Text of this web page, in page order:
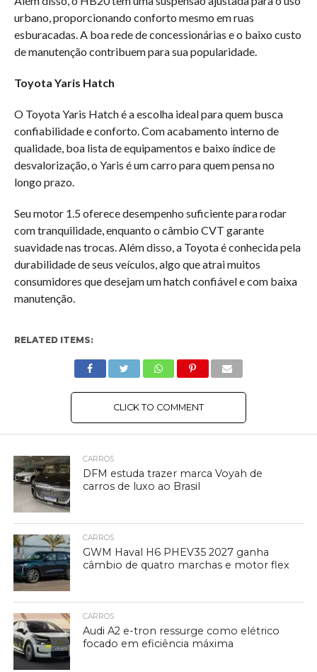
urbano, proporcionando conforto mesmo em ruas
esburacadas. A boa rede de concessionárias e o baixo custo
de manutenção contribuem para sua popularidade.
Toyota Yaris Hatch
O Toyota Yaris Hatch é a escolha ideal para quem busca
confiabilidade e conforto. Com acabamento interno de
qualidade, boa lista de equipamentos e baixo índice de
desvalorização, o Yaris é um carro para quem pensa no
longo prazo.
Seu motor 1.5 oferece desempenho suficiente para rodar
com tranquilidade, enquanto o câmbio CVT garante
suavidade nas trocas. Além disso, a Toyota é conhecida pela
durabilidade de seus veículos, algo que atrai muitos
consumidores que desejam um hatch confiável e com baixa
manutenção.
RELATED ITEMS:
CLICK TO COMMENT
CARROS
DFM estuda trazer marca Voyah de
carros de luxo ao Brasil
CARROS
GWM Haval H6 PHEV35 2027 ganha
câmbio de quatro marchas e motor flex
CARROS
Audi A2 e-tron ressurge como elétrico
focado em eficiência máxima